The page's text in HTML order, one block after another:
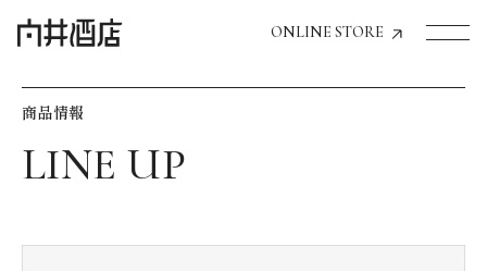
ONLINE STORE
飲食店経営のお客様
商品情報